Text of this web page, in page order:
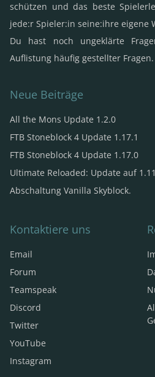
schützen und das beste
jede:r Spieler:in seine:ihre eigene
Du hast noch ungeklärte
Auflistung häufig gestellter Fragen.
Neue Beiträge
All the Mons Update 1.2.0
FTB Stoneblock 4 Update 1.17.1
FTB Stoneblock 4 Update 1.17.0
Ultimate Reloaded: Update auf
Abschaltung Vanilla Skyblock.
Kontaktiere uns
Email
Forum
Teamspeak
Discord
Twitter
YouTube
Instagram